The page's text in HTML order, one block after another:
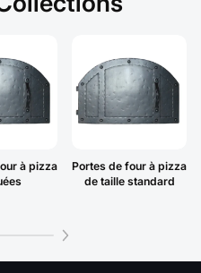
à pizza
Portes de four à pizza
de taille standard